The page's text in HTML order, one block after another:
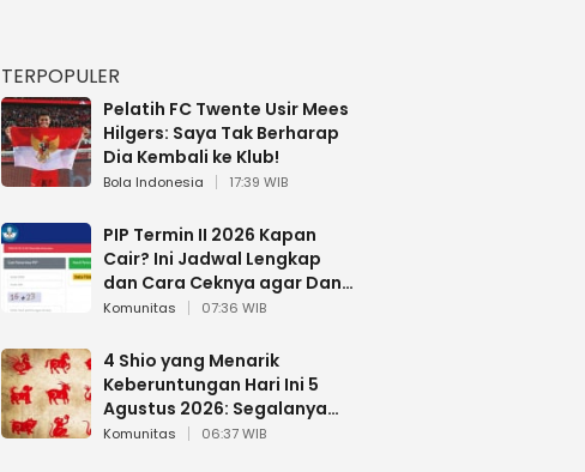
TERPOPULER
Pelatih FC Twente Usir Mees
Hilgers: Saya Tak Berharap
Dia Kembali ke Klub!
Bola Indonesia 17:39 WIB
PIP Termin II 2026 Kapan
Cair? Ini Jadwal Lengkap
dan Cara Ceknya agar Dana
Tidak Hangus!
Komunitas 07:36 WIB
4 Shio yang Menarik
Keberuntungan Hari Ini 5
Agustus 2026: Segalanya
Berjalan Lancar
Komunitas 06:37 WIB